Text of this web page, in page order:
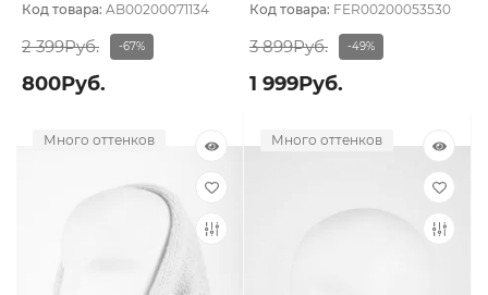
Код товара: AB00200071134
2 399Руб. -67%
800Руб.
Код товара: FER00200053530
3 899Руб. -49%
1 999Руб.
Много оттенков Много оттенков